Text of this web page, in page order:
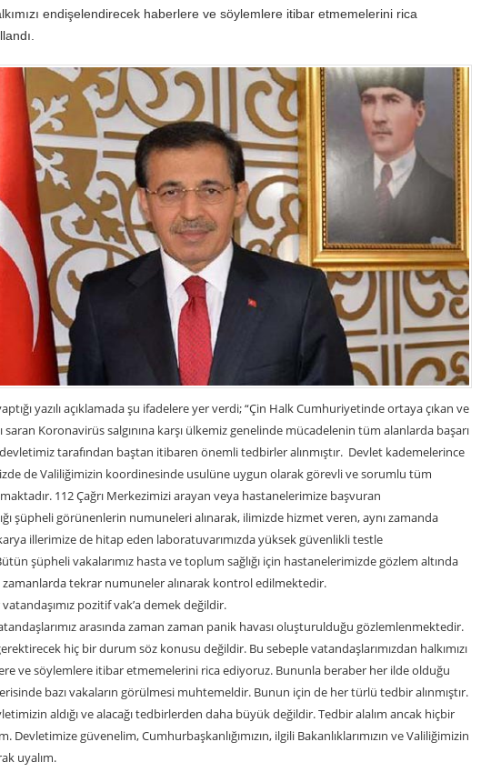
endişelendirecek haberlere ve söylemlere itibar etmemelerini rica
yazılı açıklamada şu ifadelere yer verdi; “Çin Halk Cumhuriyetinde ortaya çıkan ve
saran Koronavirüs salgınına karşı ülkemiz genelinde mücadelenin tüm alanlarda başarı
tarafından baştan itibaren önemli tedbirler alınmıştır. Devlet kademelerince
de Valiliğimizin koordinesinde usulüne uygun olarak görevli ve sorumlu tüm
112 Çağrı Merkezimizi arayan veya hastanelerimize başvuran
şüpheli görünenlerin numuneleri alınarak, ilimizde hizmet veren, aynı zamanda
illerimize de hitap eden laboratuvarımızda yüksek güvenlikli testle
şüpheli vakalarımız hasta ve toplum sağlığı için hastanelerimizde gözlem altında
tekrar numuneler alınarak kontrol edilmektedir.
pozitif vak’a demek değildir.
arasında zaman zaman panik havası oluşturulduğu gözlemlenmektedir.
hiç bir durum söz konusu değildir. Bu sebeple vatandaşlarımızdan halkımızı
ve söylemlere itibar etmemelerini rica ediyoruz. Bununla beraber her ilde olduğu
bazı vakaların görülmesi muhtemeldir. Bunun için de her türlü tedbir alınmıştır.
aldığı ve alacağı tedbirlerden daha büyük değildir. Tedbir alalım ancak hiçbir
Devletimize güvenelim, Cumhurbaşkanlığımızın, ilgili Bakanlıklarımızın ve Valiliğimizin
uyalım.